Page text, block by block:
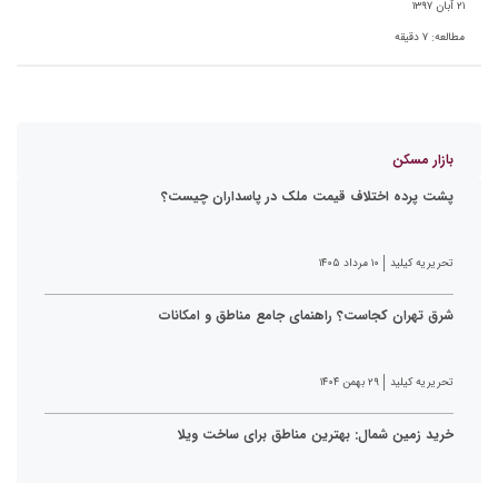
۲۱ آبان ۱۳۹۷
مطالعه: ۷ دقیقه
بازار مسکن
پشت پرده اختلاف قیمت ملک در پاسداران چیست؟
تحریریه کیلید ۱۰ مرداد ۱۴۰۵
شرق تهران کجاست؟ راهنمای جامع مناطق و امکانات
تحریریه کیلید ۲۹ بهمن ۱۴۰۴
خرید زمین شمال: بهترین مناطق برای ساخت ویلا